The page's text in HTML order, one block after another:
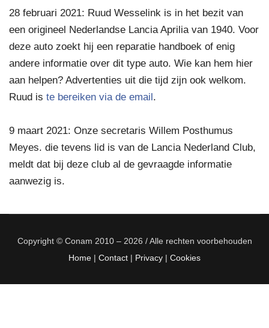
28 februari 2021: Ruud Wesselink is in het bezit van
een origineel Nederlandse Lancia Aprilia van 1940. Voor
deze auto zoekt hij een reparatie handboek of enig
andere informatie over dit type auto. Wie kan hem hier
aan helpen? Advertenties uit die tijd zijn ook welkom.
Ruud is te bereiken via de email.
9 maart 2021: Onze secretaris Willem Posthumus
Meyes. die tevens lid is van de Lancia Nederland Club,
meldt dat bij deze club al de gevraagde informatie
aanwezig is.
Copyright © Conam 2010 – 2026 / Alle rechten voorbehouden
Home | Contact | Privacy | Cookies